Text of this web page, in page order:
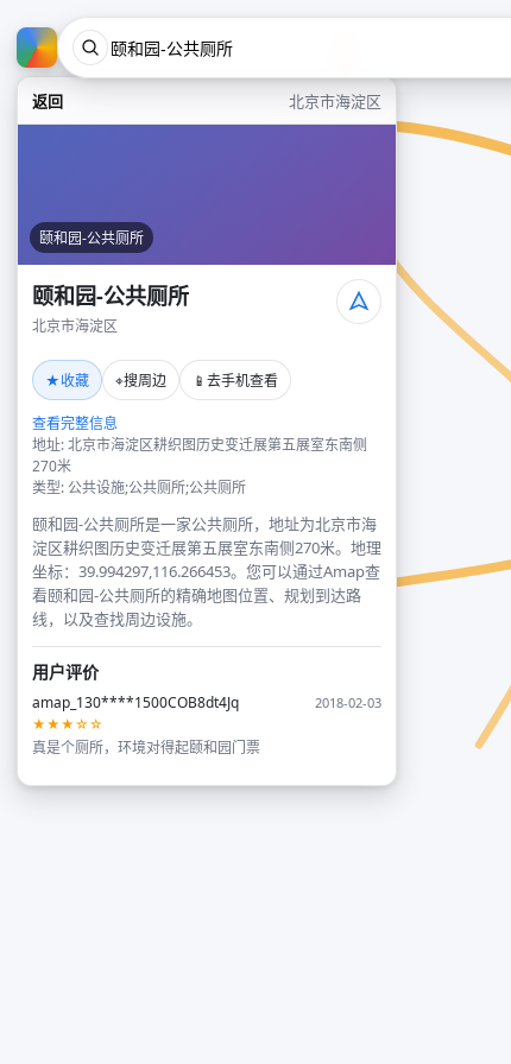
返回 北京市海淀区
颐和园-公共厕所
颐和园-公共厕所
北京市海淀区
★收藏 ⌖搜周边 📱 去手机查看
查看完整信息
地址: 北京市海淀区耕织图历史变迁展第五展室东南侧
270米
类型: 公共设施;公共厕所;公共厕所
颐和园-公共厕所是一家公共厕所，地址为北京市海
淀区耕织图历史变迁展第五展室东南侧270米。地理
坐标：39.994297,116.266453。您可以通过Amap查
看颐和园-公共厕所的精确地图位置、规划到达路
线，以及查找周边设施。
用户评价
amap_130****1500COB8dt4Jq
2018-02-03
★★★☆☆
真是个厕所，环境对得起颐和园门票